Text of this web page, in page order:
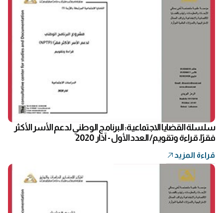
سلسلة القضايا الاجتماعية: البرنامج الوطني لدعم الأسر الأكثر
فقرًا، قراءة وتقويم/ العدد الأول - آذار 2020
قراءة المزيد